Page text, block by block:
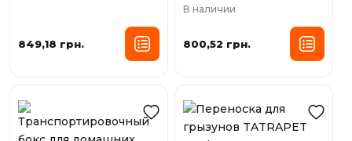
849,18 грн.
В наличии
800,52 грн.